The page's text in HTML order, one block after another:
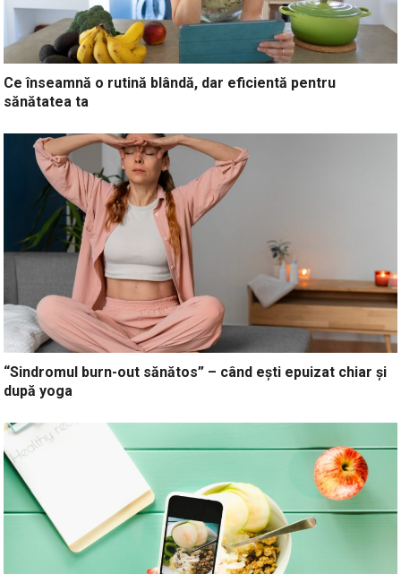
Ce înseamnă o rutină blândă, dar eficientă pentru
sănătatea ta
“Sindromul burn-out sănătos” – când ești epuizat chiar și
după yoga